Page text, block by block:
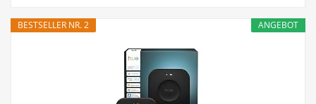
ANGEBOT
BESTSELLER NR. 2